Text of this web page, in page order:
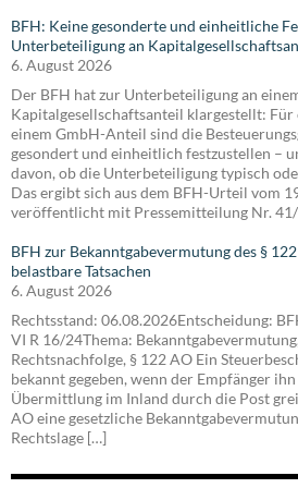
BFH: Keine gesonderte und einheitliche
Unterbeteiligung an
6. August 2026
Der BFH hat zur Unterbeteiligung an
Kapitalgesellschaftsanteil klargestellt:
einem GmbH-Anteil sind die
gesondert und einheitlich festzustellen –
davon, ob die Unterbeteiligung typisch
Das ergibt sich aus dem BFH-Urteil vom
veröffentlicht mit Pressemitteilung Nr.
BFH zur Bekanntgabevermutung des §
belastbare Tatsachen
6. August 2026
Rechtsstand: 06.08.2026Entscheidung:
VI R 16/24Thema:
Rechtsnachfolge, § 122 AO Ein
bekannt gegeben, wenn der Empfänger
Übermittlung im Inland durch die Post
AO eine gesetzliche
Rechtslage […]